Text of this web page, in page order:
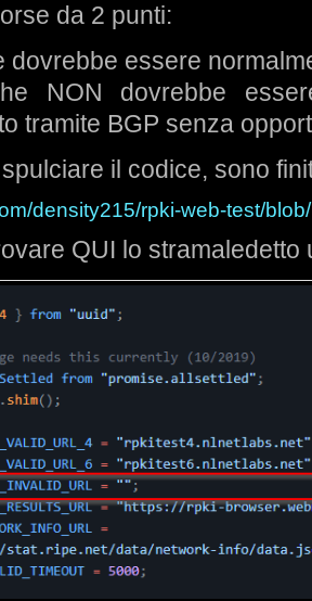
da 2 punti:
dovrebbe essere
NON dovrebbe
tramite BGP senza
il codice, sono
density215/rpki-web-test/
QUI lo stramaledetto